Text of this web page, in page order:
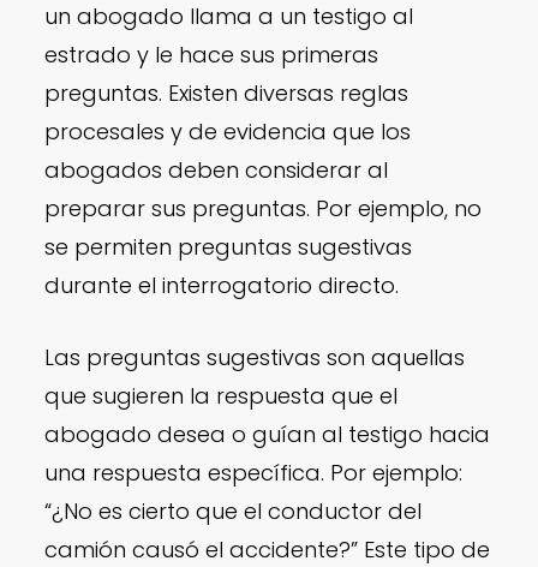
un abogado llama a un testigo al
estrado y le hace sus primeras
preguntas. Existen diversas reglas
procesales y de evidencia que los
abogados deben considerar al
preparar sus preguntas. Por ejemplo, no
se permiten preguntas sugestivas
durante el interrogatorio directo.
Las preguntas sugestivas son aquellas
que sugieren la respuesta que el
abogado desea o guían al testigo hacia
una respuesta específica. Por ejemplo:
“¿No es cierto que el conductor del
camión causó el accidente?” Este tipo de